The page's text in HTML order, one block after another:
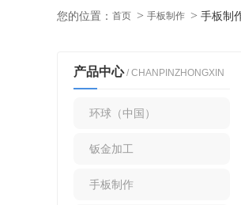
您的位置： 首页 手板制作 手板制
产品中心/ CHANPINZHONGXIN
环球（中国）
钣金加工
手板制作